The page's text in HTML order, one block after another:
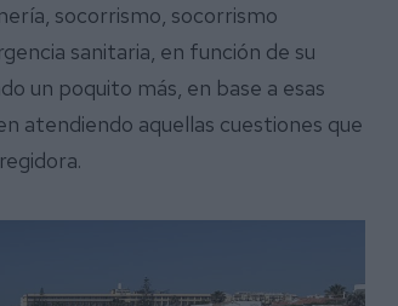
socorrismo, socorrismo
sanitaria, en función de su
un poquito más, en base a esas
atendiendo aquellas cuestiones que